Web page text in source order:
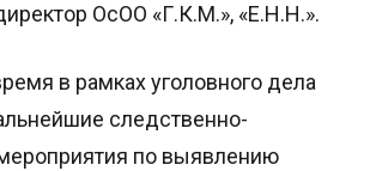
ОсОО «Г.К.М.», «Е.Н.Н.».
в рамках уголовного дела
следственно-
по выявлению